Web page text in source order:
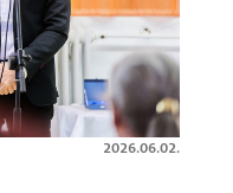
2026.06.02.